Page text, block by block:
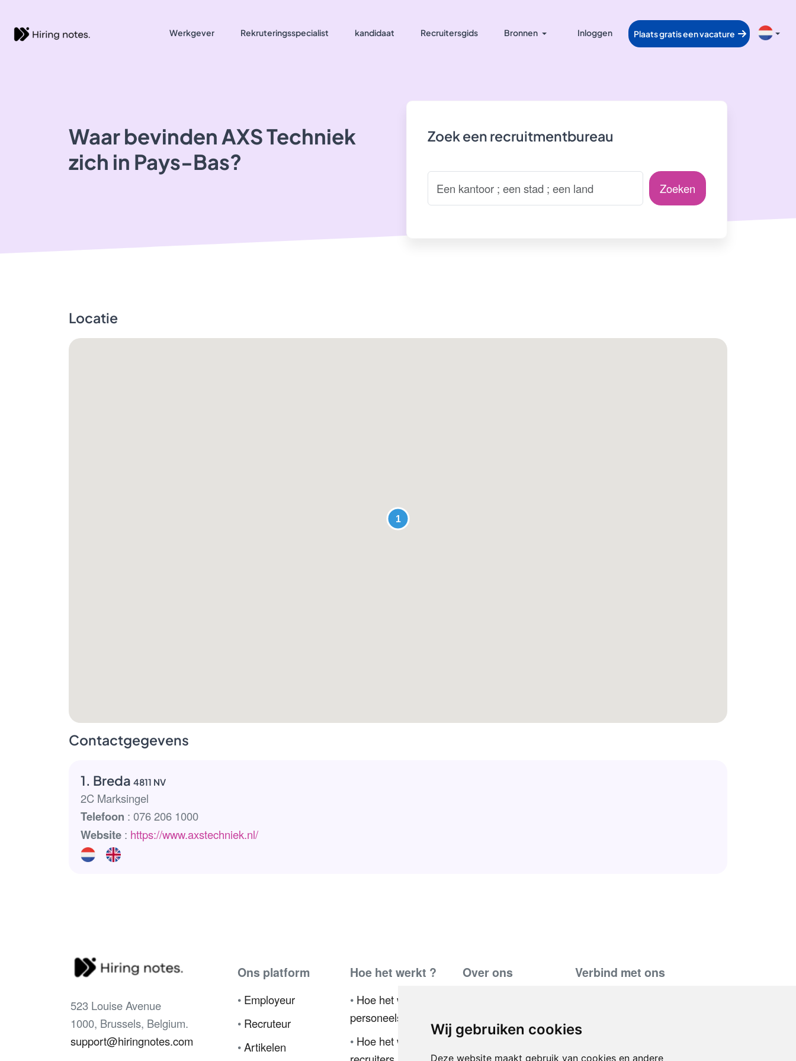
Wij gebruiken cookies
Deze website maakt gebruik van cookies en andere
Werkgever Rekruteringsspecialist kandidaat Recruitersgids Bronnen Inloggen Plaats gratis een vacature
Waar bevinden AXS Techniek
zich in Pays-Bas?
Zoek een recruitmentbureau
Zoeken
Locatie
Contactgegevens
1. Breda 4811 NV
2C Marksingel
Telefoon : 076 206 1000
Website: https://www.axstechniek.nl/
523 Louise Avenue
1000, Brussels, Belgium.
support@hiringnotes.com
Ons platform
• Employeur
• Recruteur
•Artikelen
Hoe het werkt ?
• Hoe het werkt voor
personeelsmanagers
• Hoe het werkt voor
Over ons
•Pers
Verbind met ons